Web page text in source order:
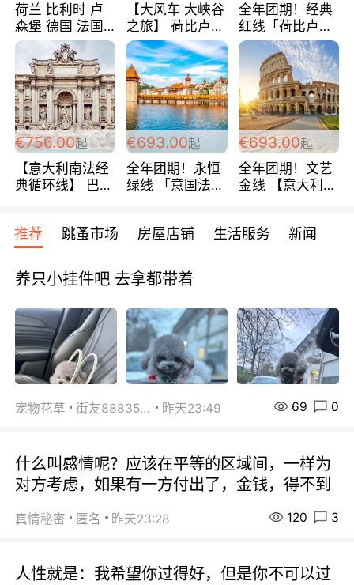
荷兰 比利时 卢
森堡 德国 法国
超爽玩遍西欧 循
环线 全程四星宾
馆 108欧/人/天
【大风车 大峡谷
之旅】 荷比卢德
法 巴黎上下 经
典五国四日游
488欧/人
全年团期！经典
红线「荷比卢德
法」七天循环 五
国 仅售99欧/人/
天！巴黎上下！
包拼房~
€756.00起
【意大利南法经
典循环线】 巴黎
宾馆 108欧/天起
全程756欧/位
€693.00起
全年团期！永恒
绿线 「意国法
欧/天起 ~包拼房
€693.00起
全年团期！文艺
金线 【意大利一
每周铁发！
推荐 跳蚤市场 房屋店铺 生活服务 新闻
养只小挂件吧 去拿都带着
宠物花草 街友88835518 昨天23:49 69 0
什么叫感情呢？应该在平等的区域间，一样为
对方考虑，如果有一方付出了，金钱，得不到
真情秘密 匿名 昨天23:28 120 3
人性就是：我希望你过得好，但是你不可以过